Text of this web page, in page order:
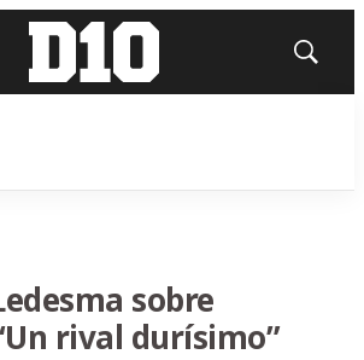
Mostrar
sobre
rival durísimo”